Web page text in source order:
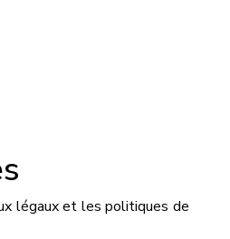
légaux et les politiques de